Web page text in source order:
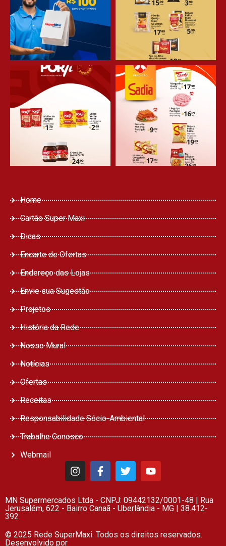
Home
Cartão Super Maxi
Dicas
Encarte de Ofertas
Endereço das Lojas
Envie sua Sugestão
Projetos
História da Rede
Nosso Mural
Notícias
Ofertas
Receitas
Responsabilidade Sócio-Ambiental
Trabalhe Conosco
Webmail
MN Supermercados Ltda - CNPJ: 09442132/0001-48 | Rua
Jerusalém, 622 - Bairro Canaã - Uberlândia - MG | 38.412-
392
© 2025 Rede SuperMaxi. Todos os direitos reservados.
Desenvolvido por